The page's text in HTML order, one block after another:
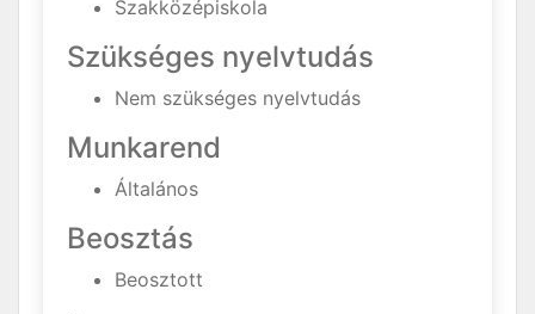
Szakközépiskola
Szükséges nyelvtudás
Nem szükséges nyelvtudás
Munkarend
Általános
Beosztás
Beosztott